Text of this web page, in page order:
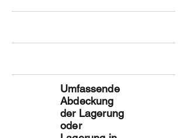
Umfassende
Abdeckung
der Lagerung
oder